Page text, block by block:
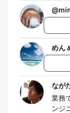
@
めん
なが
業務
ンジ